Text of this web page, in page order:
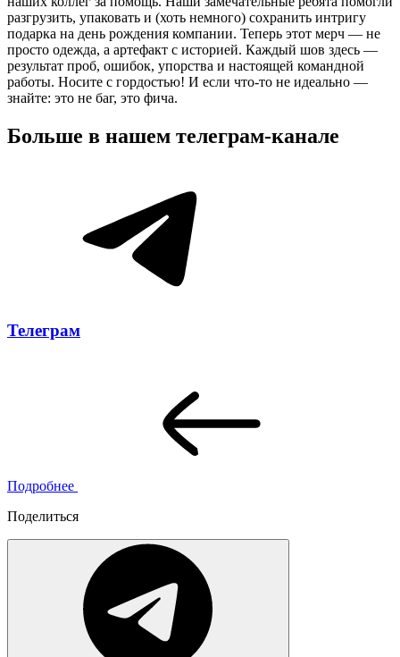
разгрузить, упаковать и (хоть немного) сохранить интригу
подарка на день рождения компании. Теперь этот мерч — не
просто одежда, а артефакт с историей. Каждый шов здесь —
результат проб, ошибок, упорства и настоящей командной
работы. Носите с гордостью! И если что-то не идеально —
знайте: это не баг, это фича.
Больше в нашем телеграм-канале
Телеграм
Подробнее
Поделиться